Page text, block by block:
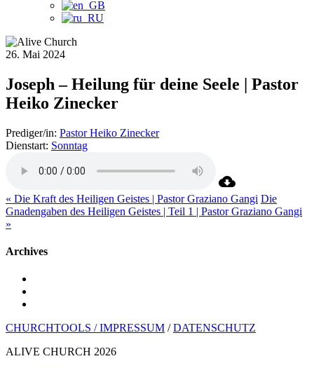
26. Mai 2024
Joseph – Heilung für deine Seele | Pastor
Heiko Zinecker
Prediger/in: Pastor Heiko Zinecker
Dienstart: Sonntag
« Die Kraft des Heiligen Geistes | Pastor Graziano Gangi Die
Gnadengaben des Heiligen Geistes | Teil 1 | Pastor Graziano Gangi
»
Archives
CHURCHTOOLS /IMPRESSUM /DATENSCHUTZ
ALIVE CHURCH 2026